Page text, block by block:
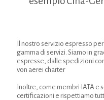
Il nostro servizio espresso
gamma di servizi. Siamo in
espresse, dalle spedizioni
von aerei charter
Inoltre, come membri IATA e
certificazioni e rispettiamo